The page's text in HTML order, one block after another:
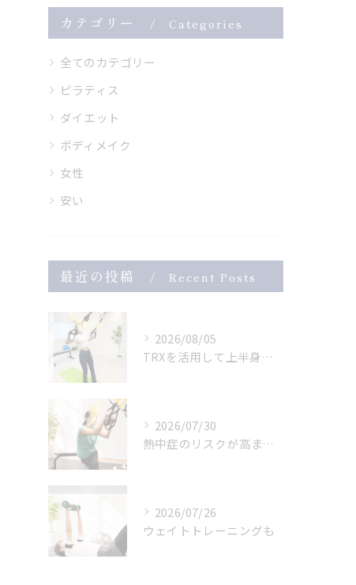
カテゴリー Categories
全てのカテゴリー
ピラティス
ダイエット
ボディメイク
女性
安い
最近の投稿 Recent Posts
2026/08/05
TRXを活用して上半身のトレーニング
2026/07/30
熱中症のリスクが高まっている危険な暑さ。
2026/07/26
ウェイトトレーニングも